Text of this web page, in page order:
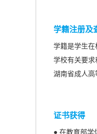
学籍注册及
学籍是学生
学校有关要求
湖南省成人高
证书获得
● 在教育部学